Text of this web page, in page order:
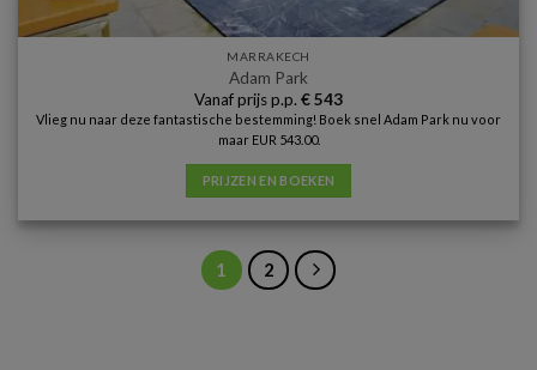
MARRAKECH
Adam Park
Vanaf prijs p.p. €543
Vlieg nu naar deze fantastische bestemming! Boek snel Adam Park nu voor
maar EUR 543.00.
PRIJZEN EN BOEKEN
1 2